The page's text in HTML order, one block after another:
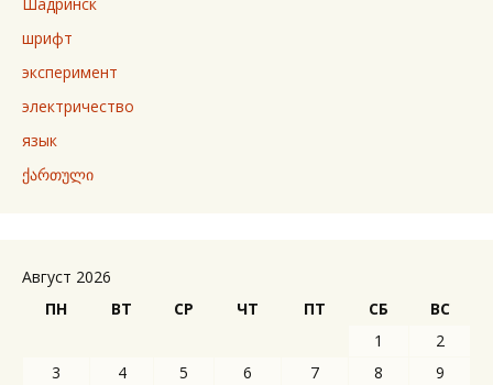
Шадринск
шрифт
эксперимент
электричество
язык
ქართული
Август 2026
ПН
ВТ СР ЧТ ПТ СБ
ВС
1
2
3
4 5 6 7 8
9